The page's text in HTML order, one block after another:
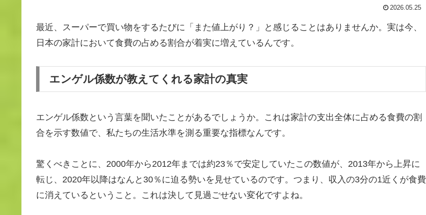
2026.05.25
最近、スーパーで買い物をするたびに「また値上がり？」と感じることはありませんか。実は今、
日本の家計において食費の占める割合が着実に増えているんです。
エンゲル係数が教えてくれる家計の真実
エンゲル係数という言葉を聞いたことがあるでしょうか。これは家計の支出全体に占める食費の割
合を示す数値で、私たちの生活水準を測る重要な指標なんです。
驚くべきことに、2000年から2012年までは約23％で安定していたこの数値が、2013年から上昇に
転じ、2020年以降はなんと30％に迫る勢いを見せているのです。つまり、収入の3分の1近くが食費
に消えているということ。これは決して見過ごせない変化ですよね。